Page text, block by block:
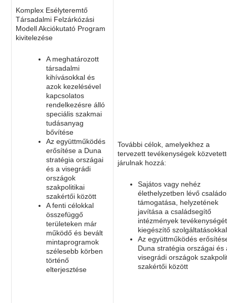
Komplex Esélyteremtő
Társadalmi Felzárkózási
Modell Akciókutató Program
kivitelezése
A meghatározott
társadalmi
kihívásokkal és
azok kezelésével
kapcsolatos
rendelkezésre álló
speciális szakmai
tudásanyag
bővítése
Az együttműködés
erősítése a Duna
stratégia országai
és a visegrádi
országok
szakpolitikai
szakértői között
A fenti célokkal
összefüggő
területeken már
működő és bevált
mintaprogramok
szélesebb körben
történő
elterjesztése
További célok, amelyekhez a
tervezett tevékenységek
járulnak hozzá:
Sajátos vagy nehéz
élethelyzetben lévő
támogatása, helyzetének
javítása a családsegítő
intézmények tevékenységét
kiegészítő szolgáltatásokkal
Az együttműködés
Duna stratégia országai és
visegrádi országok
szakértői között